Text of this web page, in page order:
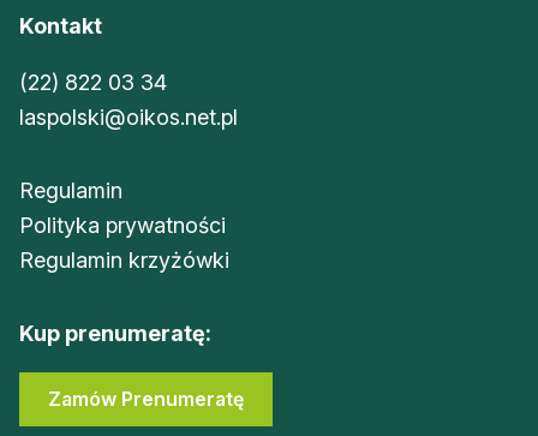
Kontakt
(22) 822 03 34
laspolski@oikos.net.pl
Regulamin
Polityka prywatności
Regulamin krzyżówki
Kup prenumeratę:
Zamów Prenumeratę